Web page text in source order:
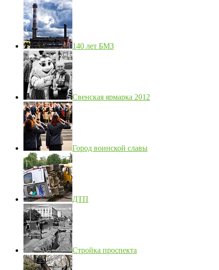
140 лет БМЗ
Свенская ярмарка 2012
Город воинской славы
ДТП
Стройка проспекта